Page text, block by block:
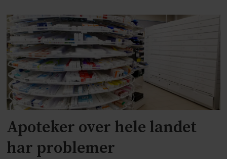
Apoteker over hele landet
har problemer